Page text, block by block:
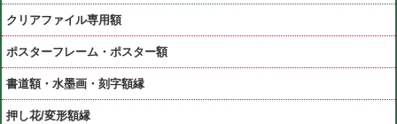
クリアファイル専用額
ポスターフレーム・ポスター額
書道額・水墨画・刻字額縁
押し花/変形額縁